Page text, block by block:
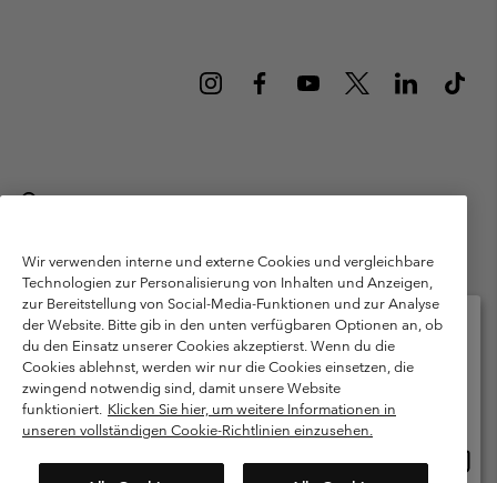
Deutschland
München Deutschland. Alle Rechte vorbehalten.
Nutzungsbedingungen
Allgemeine Verkaufsbedingungen
Garantie
Datenschutzerklärung
Bestimmungen und Bedingungen des Mitglieder Programms
Nutzungsbedingungen Für Nutzergenerierte Inhalte
Cookies
Public CBCR
Kundenservice: Mo- Fr. 9:00 - 13:00 & 14:00- 18:00 Uhr
Wir verwenden interne und externe Cookies und vergleichbare
Technologien zur Personalisierung von Inhalten und Anzeigen,
zur Bereitstellung von Social-Media-Funktionen und zur Analyse
der Website. Bitte gib in den unten verfügbaren Optionen an, ob
du den Einsatz unserer Cookies akzeptierst. Wenn du die
Cookies ablehnst, werden wir nur die Cookies einsetzen, die
zwingend notwendig sind, damit unsere Website
funktioniert. Klicken Sie hier, um weitere Informationen in
unseren vollständigen Cookie-Richtlinien einzusehen.
Bitte wählen Sie Ihr Lieferland und Ihre Sprache
Online-Einkauf verfügbar